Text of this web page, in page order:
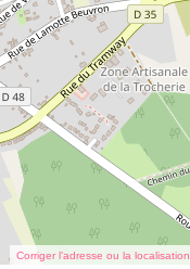
Corriger l’adresse ou la localisation